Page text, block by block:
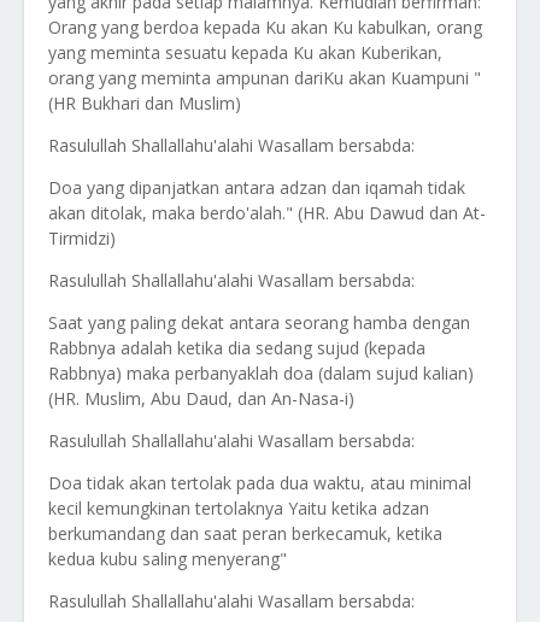
Orang yang berdoa kepada Ku akan Ku kabulkan, orang
yang meminta sesuatu kepada Ku akan Kuberikan,
orang yang meminta ampunan dariKu akan Kuampuni "
(HR Bukhari dan Muslim)
Rasulullah Shallallahu'alahi Wasallam bersabda:
Doa yang dipanjatkan antara adzan dan iqamah tidak
akan ditolak, maka berdo'alah." (HR. Abu Dawud dan At-
Tirmidzi)
Rasulullah Shallallahu'alahi Wasallam bersabda:
Saat yang paling dekat antara seorang hamba dengan
Rabbnya adalah ketika dia sedang sujud (kepada
Rabbnya) maka perbanyaklah doa (dalam sujud kalian)
(HR. Muslim, Abu Daud, dan An-Nasa-i)
Rasulullah Shallallahu'alahi Wasallam bersabda:
Doa tidak akan tertolak pada dua waktu, atau minimal
kecil kemungkinan tertolaknya Yaitu ketika adzan
berkumandang dan saat peran berkecamuk, ketika
kedua kubu saling menyerang"
Rasulullah Shallallahu'alahi Wasallam bersabda: